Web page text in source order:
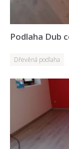
Podlaha Dub
Dřevěná podlaha